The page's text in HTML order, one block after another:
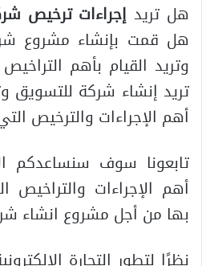
هل تريد إجراءات ترخيص
هل قمت بإنشاء مشروع
وتريد القيام بأهم
تريد إنشاء شركة
أهم الإجراءات والترخيص
تابعونا سوف سنساعدكم
أهم الإجراءات والتراخيص
بها من أجل مشروع انشاء
نظرًا لتطور التجارة